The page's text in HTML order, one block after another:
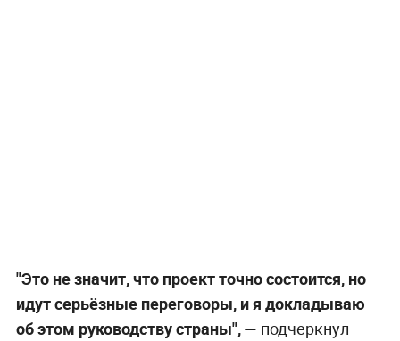
"Это не значит, что проект точно состоится, но
идут серьёзные переговоры, и я докладываю
об этом руководству страны", — подчеркнул